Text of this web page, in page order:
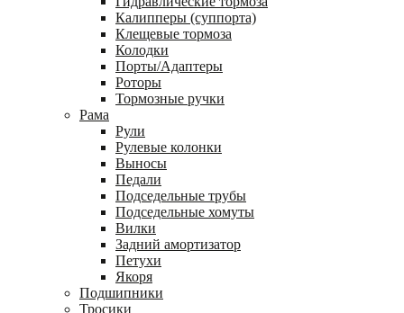
Калипперы (суппорта)
Клещевые тормоза
Колодки
Порты/Адаптеры
Роторы
Тормозные ручки
Рама
Рули
Рулевые колонки
Выносы
Педали
Подседельные трубы
Подседельные хомуты
Вилки
Задний амортизатор
Петухи
Якоря
Подшипники
Тросики